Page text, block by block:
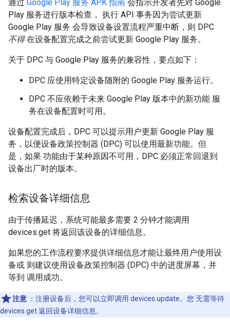
通过 Google Play 服务 APK 指南 会指示开发者先对 Google
Play 服务进行版本检查， 执行 API 事务因为尝试更新
Google Play 服务 会导致设备设置流程严重中断，则 DPC
不得在设备配置完成之前尝试更新 Google Play 服务。
关于 DPC 与 Google Play 服务的兼容性，要点如下：
DPC 应使用特定设备随附的 Google Play 服务运行。
DPC 不应依赖于未来 Google Play 版本中的新功能 服
务在设备配置时可用。
设备配置完成后，DPC 可以提示用户更新 Google Play 服
务，以便设备政策控制器 (DPC) 可以使用最新功能。但
是，如果 功能由于某种原因不可用，DPC 必须正常回退到
设备出厂时的版本。
检索设备详细信息
由于传播延迟，系统可能最多需要 2 分钟才能调用
devices.get 将返回该设备的详细信息。
如果您的工作流程要求提供详细信息才能让最终用户使用设
备或 则建议使用设备政策控制器 (DPC) 中的进度屏幕，并
等到 调用成功。
注意 ：注册设备后，您可以立即调用 devices.update。您 无需等待
devices.get 返回设备详细信息。